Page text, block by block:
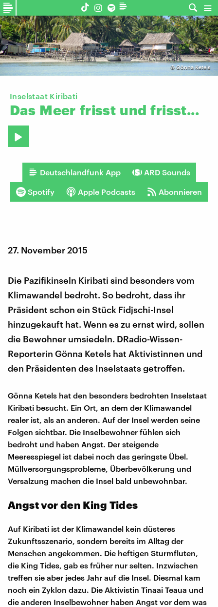
©Gönna Ketels
Inselstaat Kiribati
Das Meer frisst und frisst...
Deutschlandfunk App ARD Sounds
Spotify Apple Podcasts Abonnieren
27. November 2015
Die Pazifikinseln Kiribati sind besonders vom
Klimawandel bedroht. So bedroht, dass ihr
Präsident schon ein Stück Fidjschi-Insel
hinzugekauft hat. Wenn es zu ernst wird, sollen
die Bewohner umsiedeln. DRadio-Wissen-
Reporterin Gönna Ketels hat Aktivistinnen und
den Präsidenten des Inselstaats getroffen.
Gönna Ketels hat den besonders bedrohten Inselstaat
Kiribati besucht. Ein Ort, an dem der Klimawandel
realer ist, als an anderen. Auf der Insel werden seine
Folgen sichtbar. Die Inselbewohner fühlen sich
bedroht und haben Angst. Der steigende
Meeresspiegel ist dabei noch das geringste Übel.
Müllversorgungsprobleme, Überbevölkerung und
Versalzung machen die Insel bald unbewohnbar.
Angst vor den King Tides
Auf Kiribati ist der Klimawandel kein düsteres
Zukunftsszenario, sondern bereits im Alltag der
Menschen angekommen. Die heftigen Sturmfluten,
die King Tides, gab es früher nur selten. Inzwischen
treffen sie aber jedes Jahr auf die Insel. Diesmal kam
noch ein Zyklon dazu. Die Aktivistin Tinaai Teaua und
die anderen Inselbewohner haben Angst vor dem was